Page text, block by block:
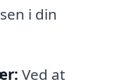
i din
Ved at